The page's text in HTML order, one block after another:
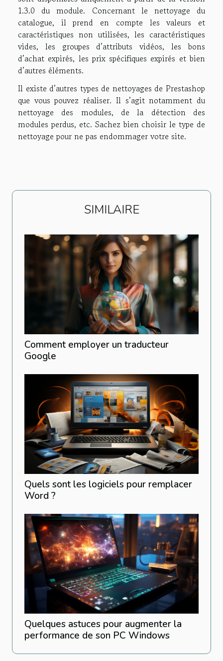
1.3.0 du module. Concernant le nettoyage du
catalogue, il prend en compte les valeurs et
caractéristiques non utilisées, les caractéristiques
vides, les groupes d’attributs vidéos, les bons
d’achat expirés, les prix spécifiques expirés et bien
d’autres éléments.
Il existe d’autres types de nettoyages de Prestashop
que vous pouvez réaliser. Il s’agit notamment du
nettoyage des modules, de la détection des
modules perdus, etc. Sachez bien choisir le type de
nettoyage pour ne pas endommager votre site.
SIMILAIRE
Comment employer un traducteur
Google
Quels sont les logiciels pour remplacer
Word ?
Quelques astuces pour augmenter la
performance de son PC Windows